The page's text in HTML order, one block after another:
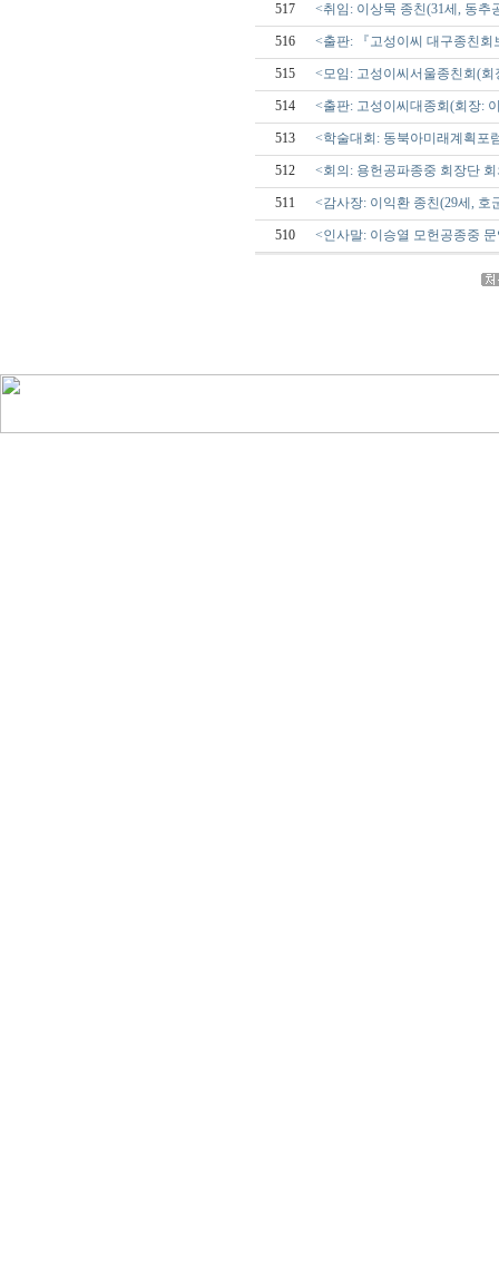
517 <취임: 이상묵 종친(31세, 동
516 <출판: 『고성이씨 대구종친
515 <모임: 고성이씨서울종친회(
514 <출판: 고성이씨대종회(회장:
513 <학술대회: 동북아미래계획포
512 <회의: 용헌공파종중 회장단
511 <감사장: 이익환 종친(29세,
510 <인사말: 이승열 모헌공종중